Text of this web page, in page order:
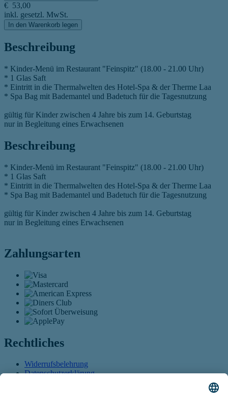
€ 53,00
inkl. gesetzl. MwSt.
In den Warenkorb legen
Beschreibung
* Kinder-Menü im Restaurant "Feinspitz" (18.00 - 21.00 Uhr)
* 1 Glas Saft
* Eintritt in die Thermalwelten des Hotel-Spa & der Therme Laa
* Spa Bag mit Bademantel und Badetuch für die Tagesnutzung
gültig für Kinder zwischen 4 Jahre bis zum 14. Geburtstag
nur in Begleitung eines Erwachsenen
Beschreibung
* Kinder-Menü im Restaurant "Feinspitz" (18.00 - 21.00 Uhr)
* 1 Glas Saft
* Eintritt in die Thermalwelten des Hotel-Spa & der Therme Laa
* Spa Bag mit Bademantel und Badetuch für die Tagesnutzung
gültig für Kinder zwischen 4 Jahre bis zum 14. Geburtstag
nur in Begleitung eines Erwachsenen
Zahlungsarten
Rechtliches
Widerrufsbelehrung
Datenschutzerklärung